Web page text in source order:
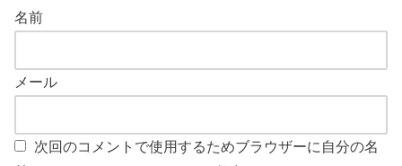
名前
メール
次回のコメントで使用するためブラウザーに自分の名